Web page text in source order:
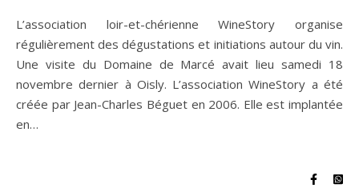
L’association loir-et-chérienne WineStory organise
régulièrement des dégustations et initiations autour du vin.
Une visite du Domaine de Marcé avait lieu samedi 18
novembre dernier à Oisly. L’association WineStory a été
créée par Jean-Charles Béguet en 2006. Elle est implantée
en…